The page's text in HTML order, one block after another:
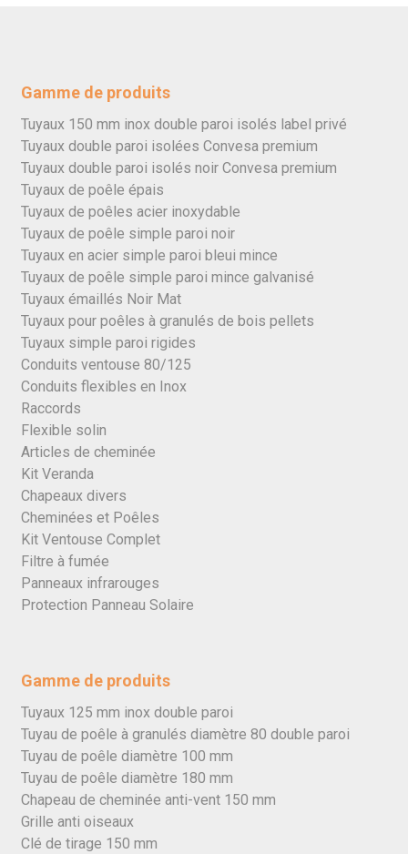
Gamme de produits
Tuyaux 150 mm inox double paroi isolés label privé
Tuyaux double paroi isolées Convesa premium
Tuyaux double paroi isolés noir Convesa premium
Tuyaux de poêle épais
Tuyaux de poêles acier inoxydable
Tuyaux de poêle simple paroi noir
Tuyaux en acier simple paroi bleui mince
Tuyaux de poêle simple paroi mince galvanisé
Tuyaux émaillés Noir Mat
Tuyaux pour poêles à granulés de bois pellets
Tuyaux simple paroi rigides
Conduits ventouse 80/125
Conduits flexibles en Inox
Raccords
Flexible solin
Articles de cheminée
Kit Veranda
Chapeaux divers
Cheminées et Poêles
Kit Ventouse Complet
Filtre à fumée
Panneaux infrarouges
Protection Panneau Solaire
Gamme de produits
Tuyaux 125 mm inox double paroi
Tuyau de poêle à granulés diamètre 80 double paroi
Tuyau de poêle diamètre 100 mm
Tuyau de poêle diamètre 180 mm
Chapeau de cheminée anti-vent 150 mm
Grille anti oiseaux
Clé de tirage 150 mm